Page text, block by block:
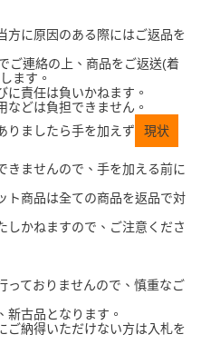
方に原因のある際にはご返品を
ご連絡の上、商品をご返送(着
ます。
に責任は負いかねます。
などは負担できません。
りましたら手を加えず
現状
きませんので、手を加える前に
ト商品は全ての商品を返品で対
しかねますので、ご注意くださ
っておりませんので、慎重なご
新古品となります。
ご納得いただけない方は入札を